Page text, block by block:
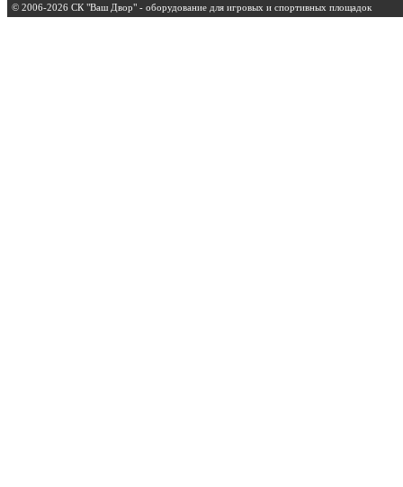
© 2006-2026 СК "Ваш Двор" - оборудование для игровых и спортивных площадок